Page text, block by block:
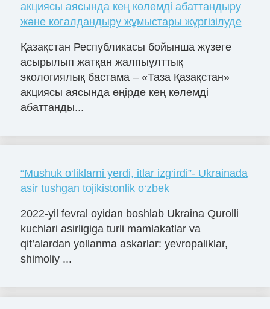
акциясы аясында кең көлемді абаттандыру
және көгалдандыру жұмыстары жүргізілуде
Қазақстан Республикасы бойынша жүзеге
асырылып жатқан жалпыұлттық
экологиялық бастама – «Таза Қазақстан»
акциясы аясында өңірде кең көлемді
абаттанды...
“Mushuk o‘liklarni yerdi, itlar izg‘irdi”- Ukrainada
asir tushgan tojikistonlik o‘zbek
2022-yil fevral oyidan boshlab Ukraina Qurolli
kuchlari asirligiga turli mamlakatlar va
qit’alardan yollanma askarlar: yevropaliklar,
shimoliy ...